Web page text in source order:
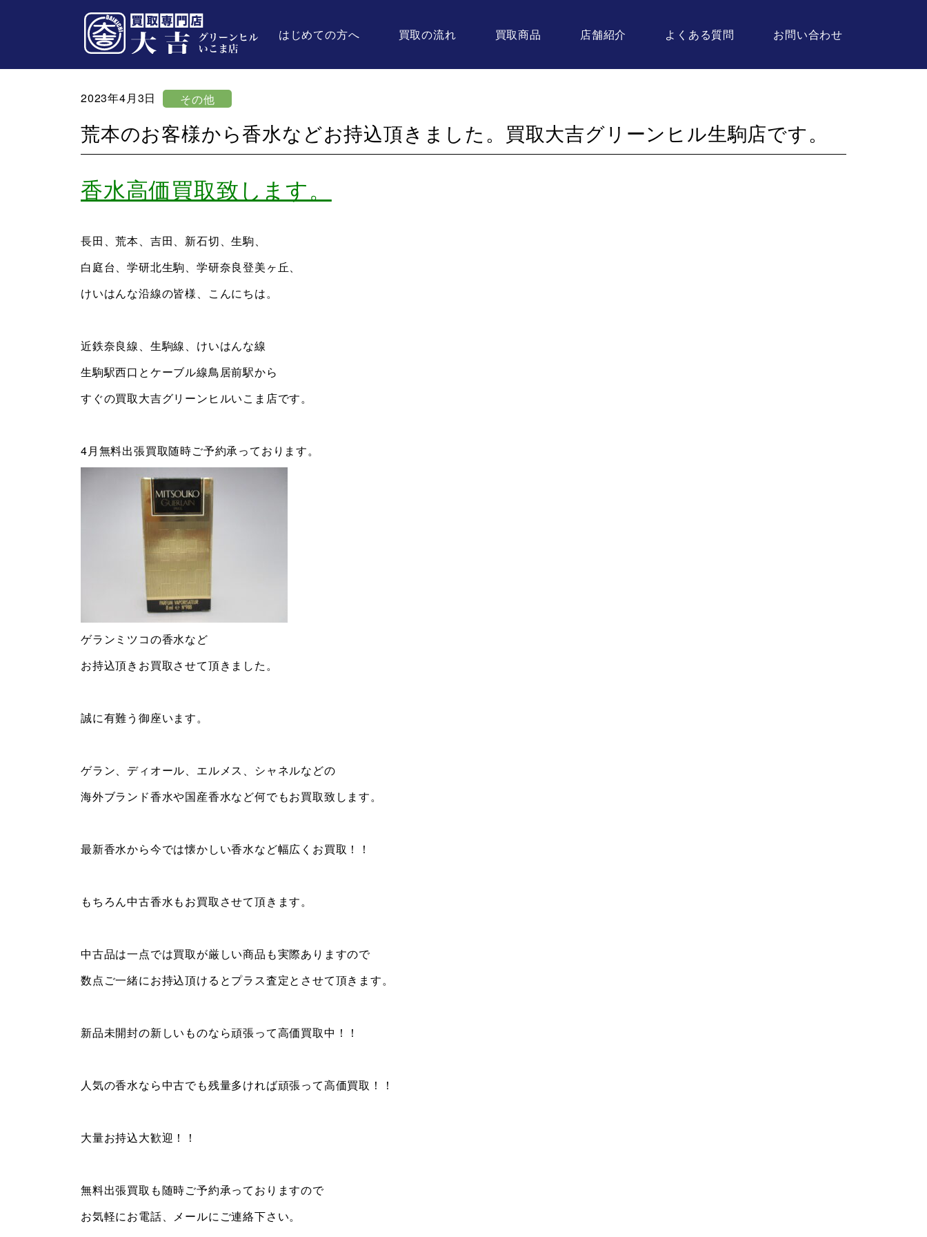
はじめての方へ 買取の流れ 買取商品 店舗紹介 よくある質問 お問い合わせ
2023年4月3日 その他
荒本のお客様から香水などお持込頂きました。買取大吉グリーンヒル生駒店です。
香水高価買取致します。
長田、荒本、吉田、新石切、生駒、
白庭台、学研北生駒、学研奈良登美ヶ丘、
けいはんな沿線の皆様、こんにちは。
近鉄奈良線、生駒線、けいはんな線
生駒駅西口とケーブル線鳥居前駅から
すぐの買取大吉グリーンヒルいこま店です。
4月無料出張買取随時ご予約承っております。
ゲランミツコの香水など
お持込頂きお買取させて頂きました。
誠に有難う御座います。
ゲラン、ディオール、エルメス、シャネルなどの
海外ブランド香水や国産香水など何でもお買取致します。
最新香水から今では懐かしい香水など幅広くお買取！！
もちろん中古香水もお買取させて頂きます。
中古品は一点では買取が厳しい商品も実際ありますので
数点ご一緒にお持込頂けるとプラス査定とさせて頂きます。
新品未開封の新しいものなら頑張って高価買取中！！
人気の香水なら中古でも残量多ければ頑張って高価買取！！
大量お持込大歓迎！！
無料出張買取も随時ご予約承っておりますので
お気軽にお電話、メールにご連絡下さい。